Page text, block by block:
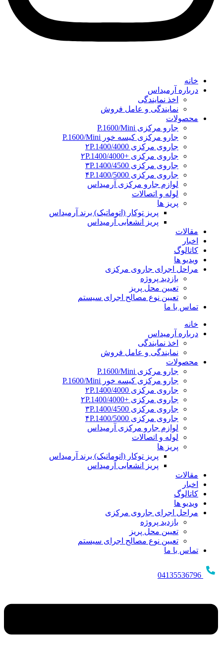
خانه
درباره آرمیداس
اخذ نمایندگی
نمایندگی و عامل فروش
محصولات
جارو مرکزی P.1600/Mini
جارو مرکزی کیسه خور P.1600/Mini
جاروی مرکزی ۲P.1400/4000
جاروی مرکزی +۲P.1400/4000
جاروی مرکزی ۳P.1400/4500
جاروی مرکزی ۴P.1400/5000
لوازم جارو مرکزی آرمیداس
لوله و اتصالات
پریز ها
پریز توکار (اتوماتیک) برند آرمیداس
پریز انشعابی آرمیداس
مقالات
اخبار
کاتالوگ
ویدیو ها
مراحل اجرای جاروی مرکزی
بازدید پروژه
تعیین محل پریز
تعیین نوع مصالح اجرای سیستم
تماس با ما
خانه
درباره آرمیداس
اخذ نمایندگی
نمایندگی و عامل فروش
محصولات
جارو مرکزی P.1600/Mini
جارو مرکزی کیسه خور P.1600/Mini
جاروی مرکزی ۲P.1400/4000
جاروی مرکزی +۲P.1400/4000
جاروی مرکزی ۳P.1400/4500
جاروی مرکزی ۴P.1400/5000
لوازم جارو مرکزی آرمیداس
لوله و اتصالات
پریز ها
پریز توکار (اتوماتیک) برند آرمیداس
پریز انشعابی آرمیداس
مقالات
اخبار
کاتالوگ
ویدیو ها
مراحل اجرای جاروی مرکزی
بازدید پروژه
تعیین محل پریز
تعیین نوع مصالح اجرای سیستم
تماس با ما
04135536796